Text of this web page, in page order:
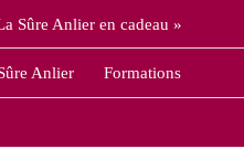
Sûre Anlier en cadeau »
Anlier Formations